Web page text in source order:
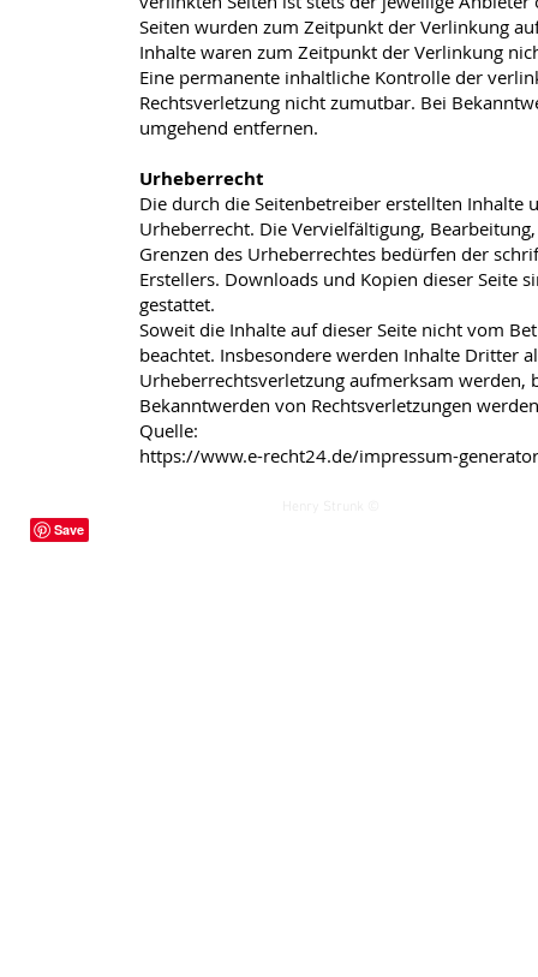
Seiten wurden zum Zeitpunkt der Verlinkung
Inhalte waren zum Zeitpunkt der Verlinkung
Eine permanente inhaltliche Kontrolle der
Rechtsverletzung nicht zumutbar. Bei
umgehend entfernen.
Urheberrecht
Die durch die Seitenbetreiber erstellten Inhalte
Urheberrecht. Die Vervielfältigung,
Grenzen des Urheberrechtes bedürfen der
Erstellers. Downloads und Kopien dieser Seite
gestattet.
Soweit die Inhalte auf dieser Seite nicht vom
beachtet. Insbesondere werden Inhalte Dritter
Urheberrechtsverletzung aufmerksam
Bekanntwerden von Rechtsverletzungen
Quelle:
https://www.e-recht24.de/impressum-